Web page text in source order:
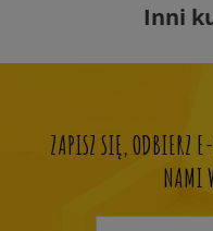
Inni
ZAPISZ SIĘ, ODBIERZ
NAMI